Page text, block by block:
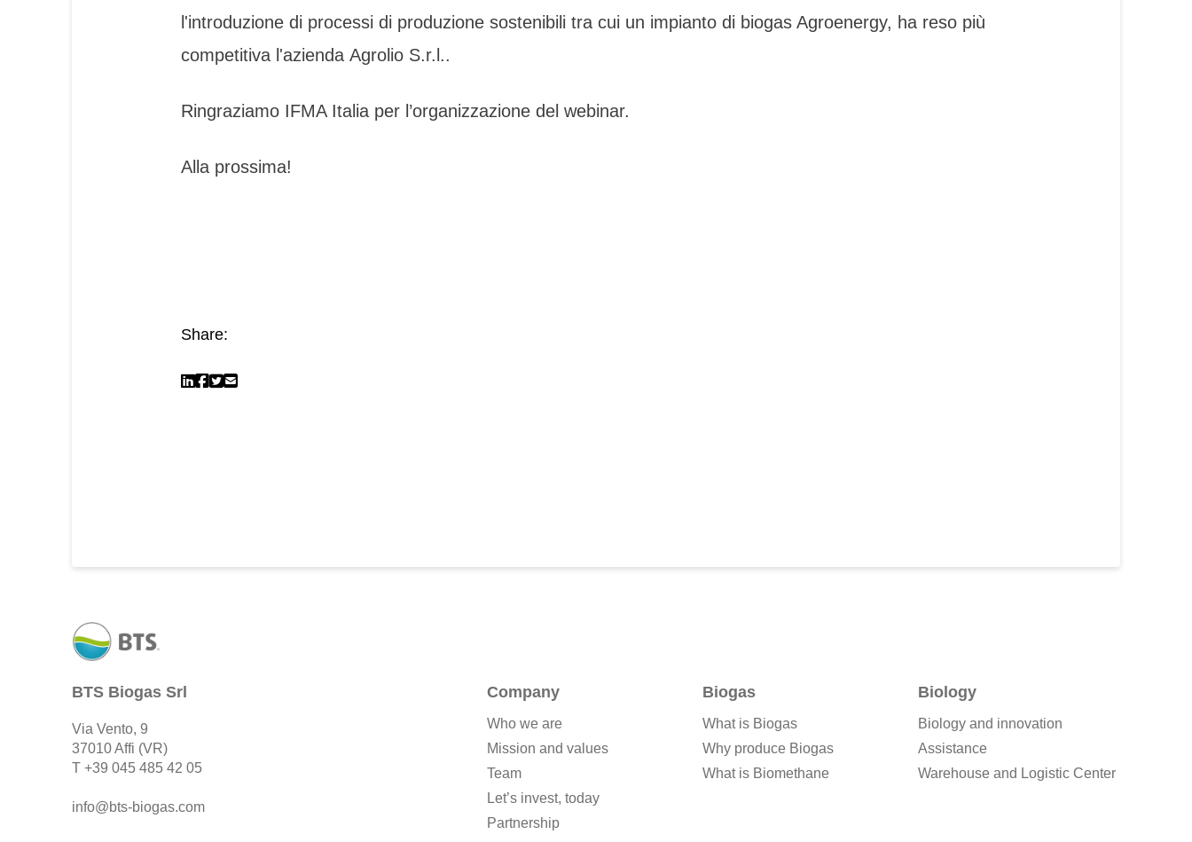
l'introduzione di processi di produzione sostenibili tra cui un impianto di biogas Agroenergy, ha reso più
competitiva l'azienda Agrolio S.r.l..
Ringraziamo IFMA Italia per l’organizzazione del webinar.
Alla prossima!
Share:
BTS Biogas Srl
Via Vento, 9
37010 Affi (VR)
T +39 045 485 42 05
info@bts-biogas.com
Company
Who we are
Mission and values
Team
Let’s invest, today
Partnership
Biogas
What is Biogas
Why produce Biogas
What is Biomethane
Biology
Biology and innovation
Assistance
Warehouse and Logistic Center